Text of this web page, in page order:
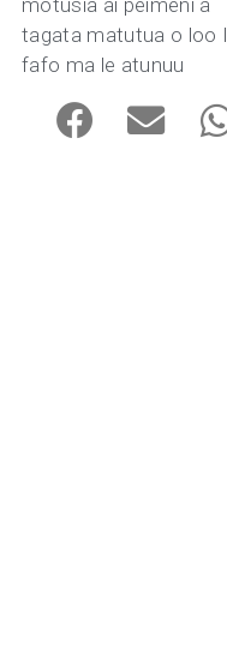
tagata matutua o loo I
fafo ma le atunuu